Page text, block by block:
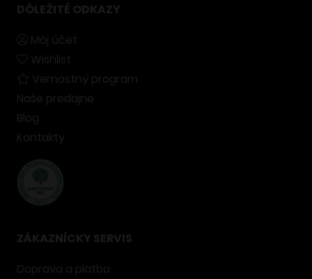
DÔLEŽITÉ ODKAZY
Môj účet
Wishlist
Vernostný program
Naše predajne
Blog
Kontakty
ZÁKAZNÍCKY SERVIS
Doprava a platba